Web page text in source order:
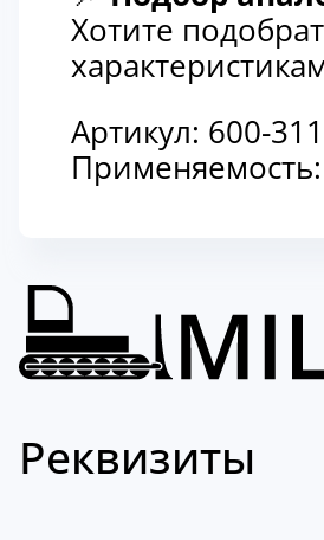
Хотите
Артикул: 600-
Применяемость:
Реквизиты